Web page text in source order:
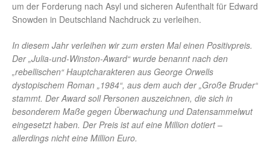
um der Forderung nach Asyl und sicheren Aufenthalt für Edward
Snowden in Deutschland Nachdruck zu verleihen.
In diesem Jahr verleihen wir zum ersten Mal einen Positivpreis.
Der „Julia-und-Winston-Award“ wurde benannt nach den
„rebellischen“ Hauptcharakteren aus George Orwells
dystopischem Roman „1984“, aus dem auch der „Große Bruder“
stammt. Der Award soll Personen auszeichnen, die sich in
besonderem Maße gegen Überwachung und Datensammelwut
eingesetzt haben. Der Preis ist auf eine Million dotiert –
allerdings nicht eine Million Euro.